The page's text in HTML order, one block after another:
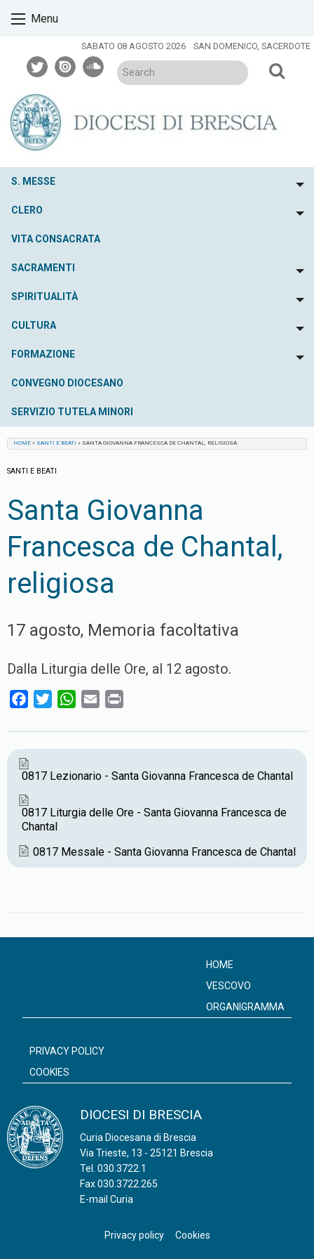
Menu
SABATO 08 AGOSTO 2026 SAN DOMENICO, SACERDOTE
twitterissuusoundcloud
S. MESSE
CLERO
VITA CONSACRATA
SACRAMENTI
SPIRITUALITÀ
CULTURA
FORMAZIONE
CONVEGNO DIOCESANO
SERVIZIO TUTELA MINORI
HOME » SANTI E BEATI » SANTA GIOVANNA FRANCESCA DE CHANTAL, RELIGIOSA
SANTI E BEATI
Santa Giovanna
Francesca de Chantal,
religiosa
17 agosto, Memoria facoltativa
Dalla Liturgia delle Ore, al 12 agosto.
c
e
b
o
k
i
t
t
r
W
a
t
s
p
a
i
l
i
n
t
0817 Lezionario - Santa Giovanna Francesca de Chantal
0817 Liturgia delle Ore - Santa Giovanna Francesca de
Chantal
0817 Messale - Santa Giovanna Francesca de Chantal
DIOCESI DI BRESCIA
Curia Diocesana di Brescia
Via Trieste, 13 - 25121 Brescia
Tel. 030.3722.1
Fax 030.3722.265
E-mail Curia
HOME
VESCOVO
ORGANIGRAMMA
PRIVACY POLICY
COOKIES
Privacy policy Cookies